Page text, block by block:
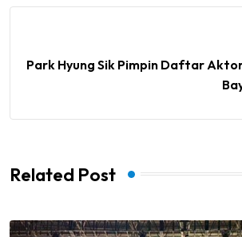
Park Hyung Sik Pimpin Daftar
Related Post